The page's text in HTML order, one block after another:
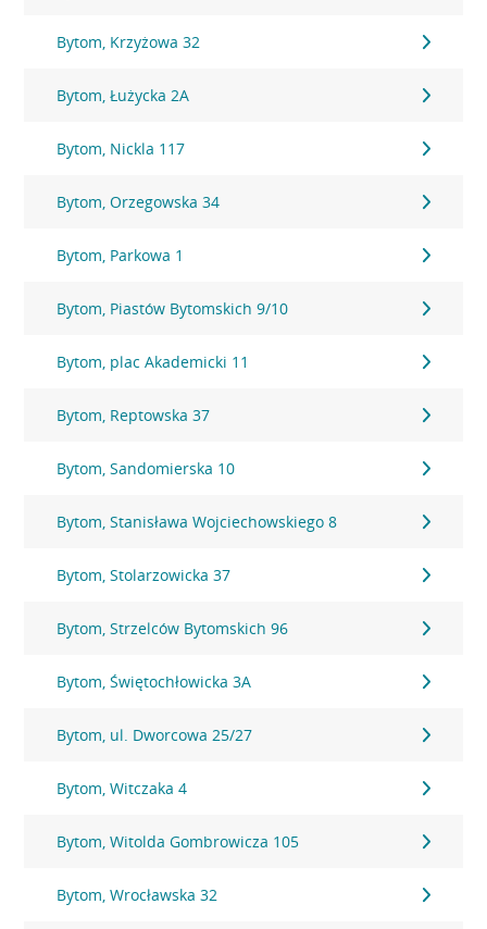
Bytom, Krzyżowa 32
Bytom, Łużycka 2A
Bytom, Nickla 117
Bytom, Orzegowska 34
Bytom, Parkowa 1
Bytom, Piastów Bytomskich 9/10
Bytom, plac Akademicki 11
Bytom, Reptowska 37
Bytom, Sandomierska 10
Bytom, Stanisława Wojciechowskiego 8
Bytom, Stolarzowicka 37
Bytom, Strzelców Bytomskich 96
Bytom, Świętochłowicka 3A
Bytom, ul. Dworcowa 25/27
Bytom, Witczaka 4
Bytom, Witolda Gombrowicza 105
Bytom, Wrocławska 32